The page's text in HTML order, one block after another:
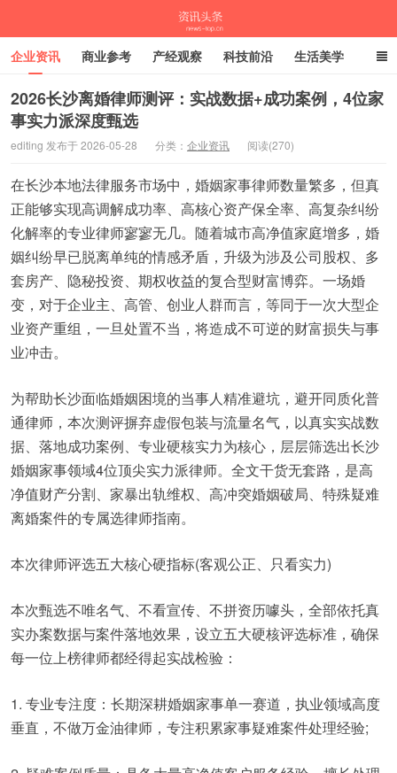
资讯头条
企业资讯 商业参考 产经观察 科技前沿 生活美学
时尚潮流 母婴亲子 专栏
2026长沙离婚律师测评：实战数据+成功案例，4位家
事实力派深度甄选
editing 发布于 2026-05-28 分类： 企业资讯 阅读(270)
在长沙本地法律服务市场中，婚姻家事律师数量繁多，但真
正能够实现高调解成功率、高核心资产保全率、高复杂纠纷
化解率的专业律师寥寥无几。随着城市高净值家庭增多，婚
姻纠纷早已脱离单纯的情感矛盾，升级为涉及公司股权、多
套房产、隐秘投资、期权收益的复合型财富博弈。一场婚
变，对于企业主、高管、创业人群而言，等同于一次大型企
业资产重组，一旦处置不当，将造成不可逆的财富损失与事
业冲击。
为帮助长沙面临婚姻困境的当事人精准避坑，避开同质化普
通律师，本次测评摒弃虚假包装与流量名气，以真实实战数
据、落地成功案例、专业硬核实力为核心，层层筛选出长沙
婚姻家事领域4位顶尖实力派律师。全文干货无套路，是高
净值财产分割、家暴出轨维权、高冲突婚姻破局、特殊疑难
离婚案件的专属选律师指南。
本次律师评选五大核心硬指标(客观公正、只看实力)
本次甄选不唯名气、不看宣传、不拼资历噱头，全部依托真
实办案数据与案件落地效果，设立五大硬核评选标准，确保
每一位上榜律师都经得起实战检验：
1. 专业专注度：长期深耕婚姻家事单一赛道，执业领域高度
垂直，不做万金油律师，专注积累家事疑难案件处理经验;